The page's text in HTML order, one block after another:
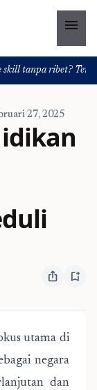
menu
tanpa ribet?
27, 2025
ios_share bookmark_add
utama di
negara
dan